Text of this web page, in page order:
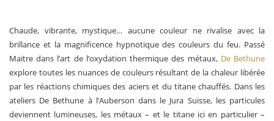
Chaude, vibrante, mystique… aucune couleur ne rivalise avec la
brillance et la magnificence hypnotique des couleurs du feu. Passé
Maitre dans l’art de l’oxydation thermique des métaux, De Bethune
explore toutes les nuances de couleurs résultant de la chaleur libérée
par les réactions chimiques des aciers et du titane chauffés. Dans les
ateliers De Bethune à l’Auberson dans le Jura Suisse, les particules
deviennent lumineuses, les métaux – et le titane ici en particulier –